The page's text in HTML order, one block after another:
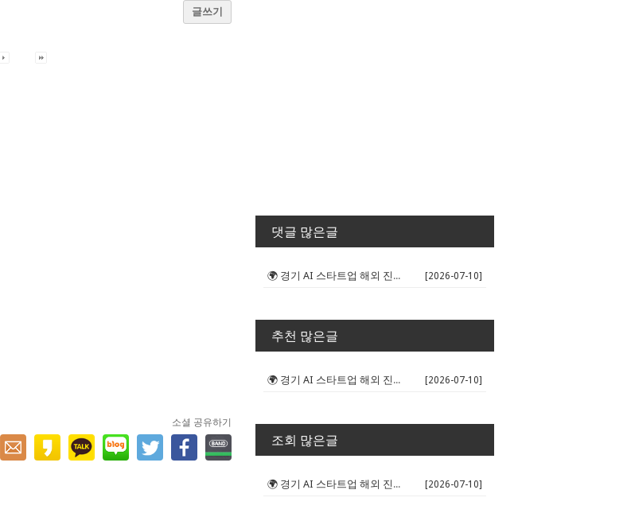
글쓰기
소셜 공유하기
댓글 많은글
🌍 경기 AI 스타트업 해외 진출 판... [2026-07-10]
추천 많은글
🌍 경기 AI 스타트업 해외 진출 판... [2026-07-10]
조회 많은글
🌍 경기 AI 스타트업 해외 진출 판... [2026-07-10]